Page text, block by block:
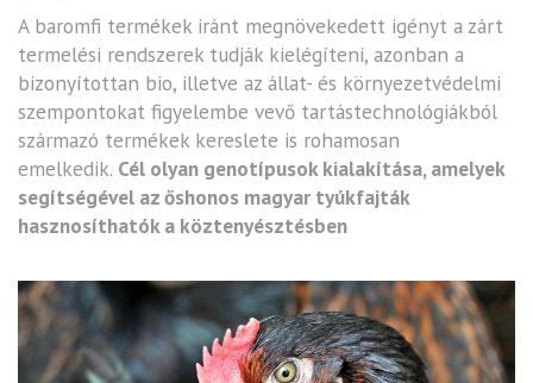
A baromfi termékek iránt megnövekedett igényt a zárt
termelési rendszerek tudják kielégíteni, azonban a
bizonyítottan bio, illetve az állat- és környezetvédelmi
szempontokat figyelembe vevő tartástechnológiákból
származó termékek kereslete is rohamosan
emelkedik. Cél olyan genotípusok kialakítása, amelyek
segítségével az őshonos magyar tyúkfajták
hasznosíthatók a köztenyésztésben